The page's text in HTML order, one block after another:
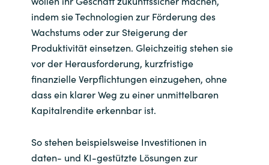
Latvia
Lithuania
Malaysia
Netherlands
indem sie Technologien zur Förderung des
Wachstums oder zur Steigerung der
Produktivität einsetzen. Gleichzeitig stehen sie
vor der Herausforderung, kurzfristige
finanzielle Verpflichtungen einzugehen, ohne
dass ein klarer Weg zu einer unmittelbaren
Kapitalrendite erkennbar ist.
So stehen beispielsweise Investitionen in
daten- und KI-gestützte Lösungen zur